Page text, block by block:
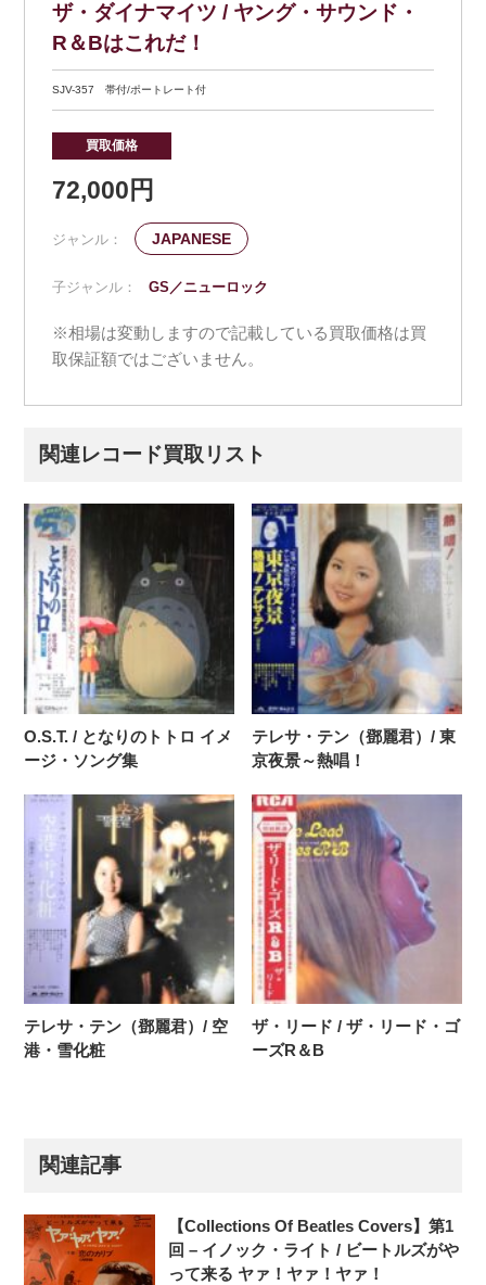
ザ・ダイナマイツ / ヤング・サウンド・
R＆Bはこれだ！
SJV-357 帯付/ポートレート付
買取価格
72,000円
ジャンル： JAPANESE
子ジャンル： GS／ニューロック
※相場は変動しますので記載している買取価格は買
取保証額ではございません。
関連レコード買取リスト
O.S.T. / となりのトトロ イメ
ージ・ソング集
テレサ・テン（鄧麗君）/ 東
京夜景～熱唱！
テレサ・テン（鄧麗君）/ 空
港・雪化粧
ザ・リード / ザ・リード・ゴ
ーズR＆B
関連記事
【Collections Of Beatles Covers】第1
回 – イノック・ライト / ビートルズがや
って来る ヤァ！ヤァ！ヤァ！